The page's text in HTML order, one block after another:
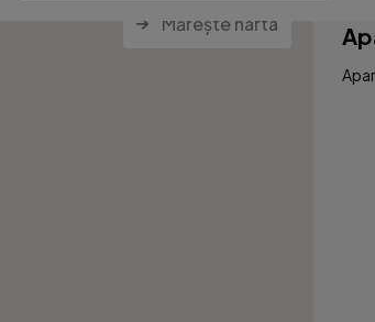
Mărește harta